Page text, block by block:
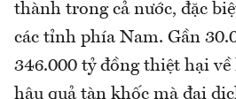
thành trong cả nước, đặc
các tỉnh phía Nam. Gần
346.000 tỷ đồng thiệt hại
hậu quả tàn khốc mà đại